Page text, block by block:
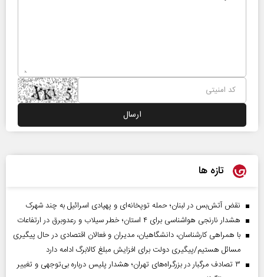
تازه ها
نقض آتش‌بس در لبنان؛ حمله توپخانه‌ای و پهپادی اسرائیل به چند شهرک
هشدار نارنجی هواشناسی برای ۴ استان؛ خطر سیلاب و رعدوبرق در ارتفاعات
با همراهی کارشناسان، دانشگاهیان، مدیران و فعالان اقتصادی در حال پیگیری
مسائل هستیم/پیگیری دولت برای افزایش مبلغ کالابرگ ادامه دارد
۳ تصادف مرگبار در بزرگراه‌های تهران؛ هشدار پلیس درباره بی‌توجهی و تغییر